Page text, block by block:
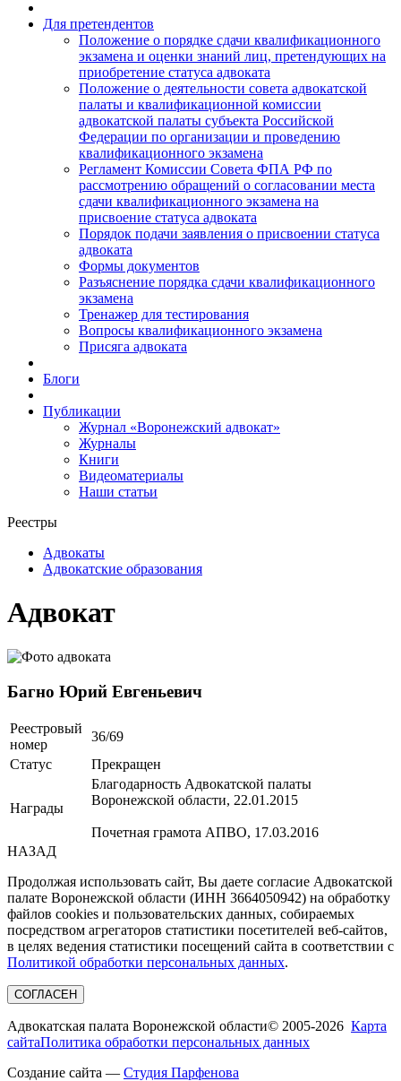
Для претендентов
Положение о порядке сдачи квалификационного
экзамена и оценки знаний лиц, претендующих на
приобретение статуса адвоката
Положение о деятельности совета адвокатской
палаты и квалификационной комиссии
адвокатской палаты субъекта Российской
Федерации по организации и проведению
квалификационного экзамена
Регламент Комиссии Совета ФПА РФ по
рассмотрению обращений о согласовании места
сдачи квалификационного экзамена на
присвоение статуса адвоката
Порядок подачи заявления о присвоении статуса
адвоката
Формы документов
Разъяснение порядка сдачи квалификационного
экзамена
Тренажер для тестирования
Вопросы квалификационного экзамена
Присяга адвоката
Блоги
Публикации
Журнал «Воронежский адвокат»
Журналы
Книги
Видеоматериалы
Наши статьи
Реестры
Адвокаты
Адвокатские образования
Адвокат
Багно Юрий Евгеньевич
Реестровый
номер
36/69
Статус
Прекращен
Награды
Благодарность Адвокатской палаты
Воронежской области, 22.01.2015
Почетная грамота АПВО, 17.03.2016
НАЗАД
Продолжая использовать сайт, Вы даете согласие Адвокатской
палате Воронежской области (ИНН 3664050942) на обработку
файлов cookies и пользовательских данных, собираемых
посредством агрегаторов статистики посетителей веб-сайтов,
в целях ведения статистики посещений сайта в соответствии с
Политикой обработки персональных данных.
СОГЛАСЕН
Адвокатская палата Воронежской области© 2005-2026 Карта
сайтаПолитика обработки персональных данных
Создание сайта — Студия Парфенова